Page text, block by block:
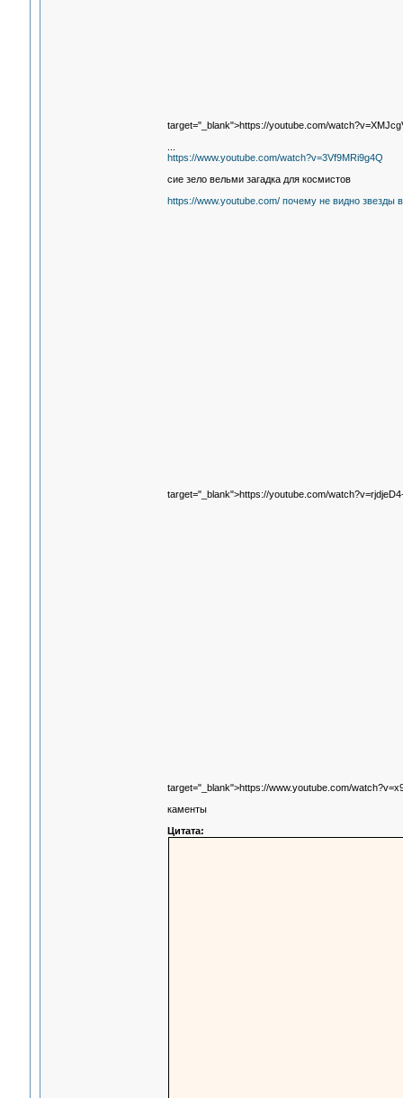
target="_blank">https://youtube.com/
https://www.youtube.com/watch?v=3Vf9MRi9g4Q
сие зело вельми загадка для космистов
https://www.youtube.com/ почему не видно звезды
target="_blank">https://youtube.com/
target="_blank">https://www.youtube.com/
каменты
Цитата: